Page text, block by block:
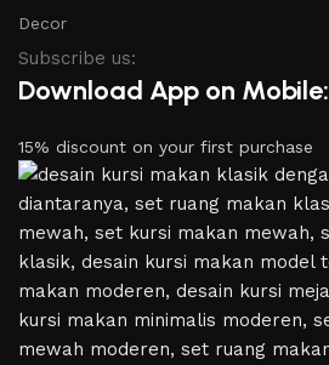
Decor
Subscribe us:
Download App on Mobile:
15% discount on your first purchase